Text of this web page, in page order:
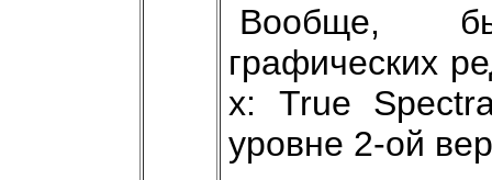
Вообще,
графических
х: True
уровне 2-ой